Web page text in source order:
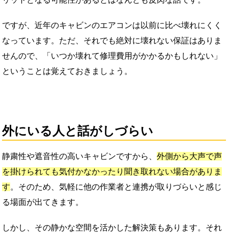
ですが、近年のキャビンのエアコンは以前に比べ壊れにくく
なっています。ただ、それでも絶対に壊れない保証はありま
せんので、「いつか壊れて修理費用がかかるかもしれない」
ということは覚えておきましょう。
外にいる人と話がしづらい
静粛性や遮音性の高いキャビンですから、外側から大声で声
を掛けられても気付かなかったり聞き取れない場合がありま
す。そのため、気軽に他の作業者と連携が取りづらいと感じ
る場面が出てきます。
しかし、その静かな空間を活かした解決策もあります。それ